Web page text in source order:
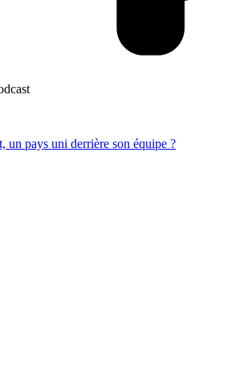
un pays uni derrière son équipe ?